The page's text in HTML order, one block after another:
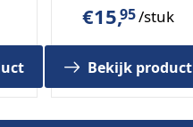
€15,95/stuk
Bekijk product